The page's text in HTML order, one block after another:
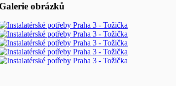
obrázků